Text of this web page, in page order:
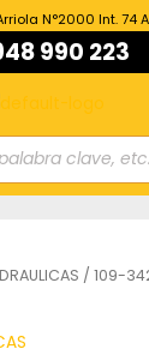
N°2000 Int. 74
990 223
/ 109-